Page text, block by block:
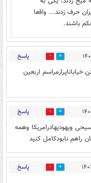
حرف زدند... واقعا
باشند.
11 پاسخ
اربعین
4 پاسخ
ویهودیهادرامریکا وهمه
راهم نابودکامل کنید
3 پاسخ